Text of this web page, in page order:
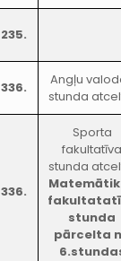
235.
336.
Angļu
stunda
336.
Sporta
stunda
stunda
pārcelta